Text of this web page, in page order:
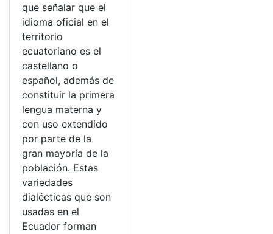
que señalar que el
idioma oficial en el
territorio
ecuatoriano es el
castellano o
español, además de
constituir la primera
lengua materna y
con uso extendido
por parte de la
gran mayoría de la
población. Estas
variedades
dialécticas que son
usadas en el
Ecuador forman